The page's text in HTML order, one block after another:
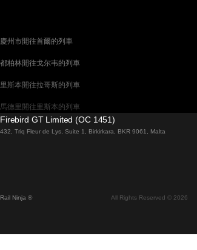
慶州市開往首爾的列車
都柏林開往戈尔韦的列車
里斯本開往拉哥斯的列車
馬德里開往里斯本的列車
馬拉加開往馬德里的列車
维也纳開往布拉格的列車
Firebird GT Limited (OC 1451)
432, Triq Fleur de Lys, Suite 1, Birkirkara, BKR 9061, Malta
Rail Ninja ® All Rights Reserved © 2026